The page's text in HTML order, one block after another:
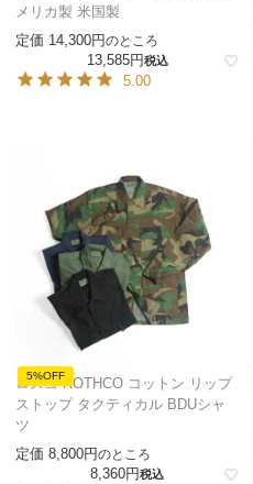
メリカ製 米国製
定価 14,300 のところ
13,585 税込
5.00
5%OFF
ロスコ ROTHCO コットン リップ
ストップ タクティカル BDUシャ
ツ
定価 8,800 のところ
8,360 税込